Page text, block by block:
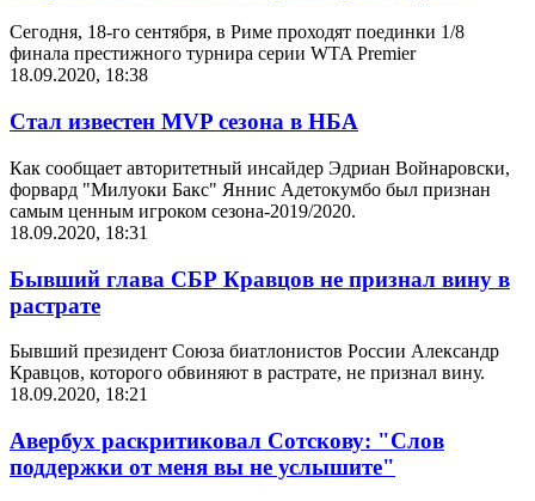
Сегодня, 18-го сентября, в Риме проходят поединки 1/8
финала престижного турнира серии WTA Premier
18.09.2020, 18:38
Стал известен MVP сезона в НБА
Как сообщает авторитетный инсайдер Эдриан Войнаровски,
форвард "Милуоки Бакс" Яннис Адетокумбо был признан
самым ценным игроком сезона-2019/2020.
18.09.2020, 18:31
Бывший глава СБР Кравцов не признал вину в
растрате
Бывший президент Союза биатлонистов России Александр
Кравцов, которого обвиняют в растрате, не признал вину.
18.09.2020, 18:21
Авербух раскритиковал Сотскову: "Слов
поддержки от меня вы не услышите"